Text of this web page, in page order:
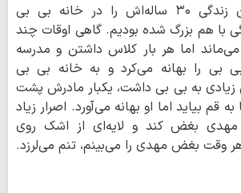
مهدی بیشتر دوران زندگی ۳۰ ساله‌اش را در خانه بی بی
با هم بزرگ شده بودیم. گاهی اوقات چند
اما هر بار کلاس داشتن و مدرسه
بی را بهانه می‌کرد و به خانه بی بی
زیادی به بی بی داشت، یکبار مادرش پشت
قم بیاید اما او بهانه می‌آورد. اصرار زیاد
بغض کند و لایه‌ای از اشک روی
وقت بغض مهدی را می‌بینم، تنم می‌لرزد.